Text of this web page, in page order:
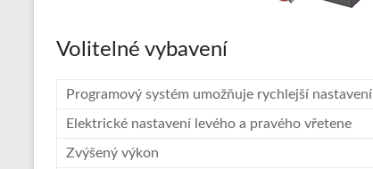
Volitelné vybavení
Programový systém umožňuje rychlejší nastavení
Elektrické nastavení levého a pravého vřetene
Zvýšený výkon